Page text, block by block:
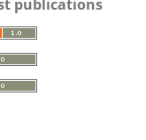
publications